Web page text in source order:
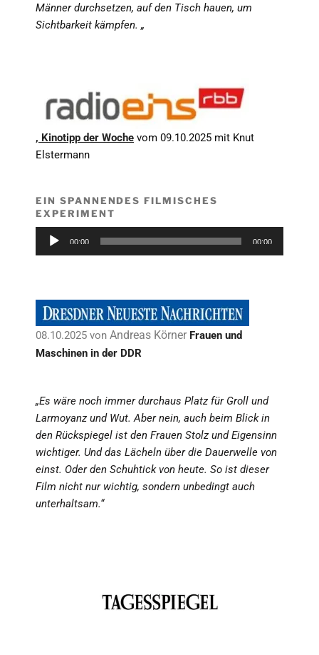
Männer durchsetzen, auf den Tisch hauen, um
Sichtbarkeit kämpfen. „
, Kinotipp der Woche vom 09.10.2025 mit Knut
Elstermann
EIN SPANNENDES FILMISCHES
EXPERIMENT
Audio-
00:00 00:00
08.10.2025 von Andreas Körner Frauen und
Maschinen in der DDR
„Es wäre noch immer durchaus Platz für Groll und
Larmoyanz und Wut. Aber nein, auch beim Blick in
den Rückspiegel ist den Frauen Stolz und Eigensinn
wichtiger. Und das Lächeln über die Dauerwelle von
einst. Oder den Schuhtick von heute. So ist dieser
Film nicht nur wichtig, sondern unbedingt auch
unterhaltsam.“